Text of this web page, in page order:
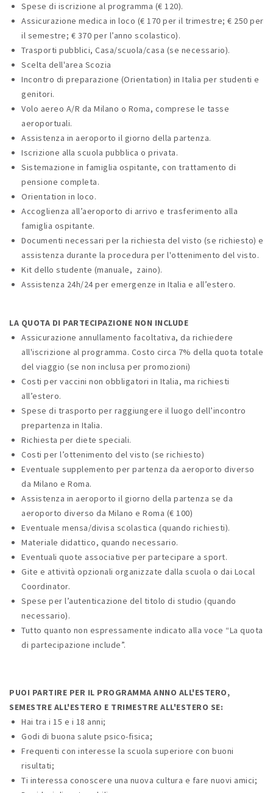
Spese di iscrizione al programma (€ 120).
Assicurazione medica in loco (€ 170 per il trimestre; € 250 per
il semestre; € 370 per l’anno scolastico).
Trasporti pubblici, Casa/scuola/casa (se necessario).
Scelta dell'area Scozia
Incontro di preparazione (Orientation) in Italia per studenti e
genitori.
Volo aereo A/R da Milano o Roma, comprese le tasse
aeroportuali.
Assistenza in aeroporto il giorno della partenza.
Iscrizione alla scuola pubblica o privata.
Sistemazione in famiglia ospitante, con trattamento di
pensione completa.
Orientation in loco.
Accoglienza all’aeroporto di arrivo e trasferimento alla
famiglia ospitante.
Documenti necessari per la richiesta del visto (se richiesto) e
assistenza durante la procedura per l'ottenimento del visto.
Kit dello studente (manuale, zaino).
Assistenza 24h/24 per emergenze in Italia e all’estero.
LA QUOTA DI PARTECIPAZIONE NON INCLUDE
Assicurazione annullamento facoltativa, da richiedere
all'iscrizione al programma. Costo circa 7% della quota totale
del viaggio (se non inclusa per promozioni)
Costi per vaccini non obbligatori in Italia, ma richiesti
all’estero.
Spese di trasporto per raggiungere il luogo dell’incontro
prepartenza in Italia.
Richiesta per diete speciali.
Costi per l’ottenimento del visto (se richiesto)
Eventuale supplemento per partenza da aeroporto diverso
da Milano e Roma.
Assistenza in aeroporto il giorno della partenza se da
aeroporto diverso da Milano e Roma (€ 100)
Eventuale mensa/divisa scolastica (quando richiesti).
Materiale didattico, quando necessario.
Eventuali quote associative per partecipare a sport.
Gite e attività opzionali organizzate dalla scuola o dai Local
Coordinator.
Spese per l’autenticazione del titolo di studio (quando
necessario).
Tutto quanto non espressamente indicato alla voce “La quota
di partecipazione include”.
PUOI PARTIRE PER IL PROGRAMMA ANNO ALL'ESTERO,
SEMESTRE ALL'ESTERO E TRIMESTRE ALL'ESTERO SE:
Hai tra i 15 e i 18 anni;
Godi di buona salute psico-fisica;
Frequenti con interesse la scuola superiore con buoni
risultati;
Ti interessa conoscere una nuova cultura e fare nuovi amici;